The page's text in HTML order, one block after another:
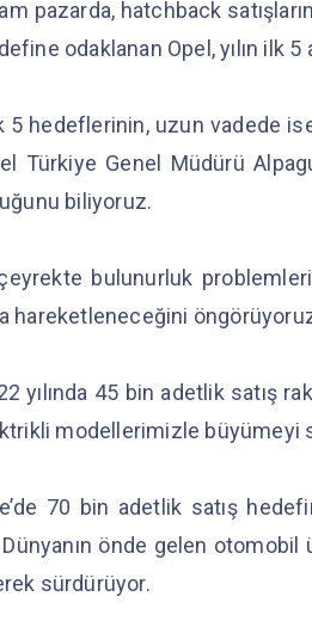
pazarda, hatchback
odaklanan Opel, yılın ilk
5 hedeflerinin, uzun vadede
Türkiye Genel Müdürü
biliyoruz.
bulunurluk
hareketleneceğini
yılında 45 bin adetlik satış
modellerimizle büyümeyi
70 bin adetlik satış
önde gelen otomobil
sürdürüyor.